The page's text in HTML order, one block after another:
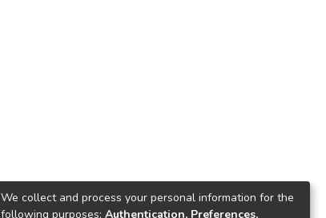
We collect and process your personal information for the
following purposes: Authentication, Preferences,